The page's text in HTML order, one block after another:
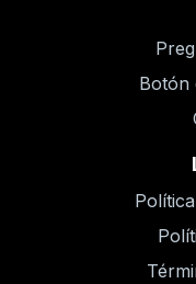
Botón